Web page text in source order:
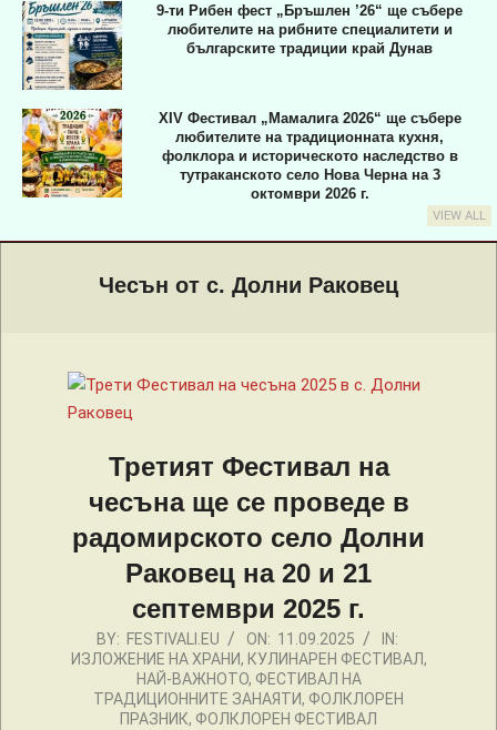
9-ти Рибен фест „Бръшлен ’26“ ще събере
любителите на рибните специалитети и
българските традиции край Дунав
XIV Фестивал „Мамалига 2026“ ще събере
любителите на традиционната кухня,
фолклора и историческото наследство в
тутраканското село Нова Черна на 3
октомври 2026 г.
VIEW ALL
Чесън от с. Долни Раковец
Третият Фестивал на
чесъна ще се проведе в
радомирското село Долни
Раковец на 20 и 21
септември 2025 г.
2025-
09-
BY: FESTIVALI.EU ON: 11.09.2025
IN:
ИЗЛОЖЕНИЕ НА ХРАНИ, КУЛИНАРЕН ФЕСТИВАЛ,
НАЙ-ВАЖНОТО, ФЕСТИВАЛ НА
ТРАДИЦИОННИТЕ ЗАНАЯТИ, ФОЛКЛОРЕН
ПРАЗНИК, ФОЛКЛОРЕН ФЕСТИВАЛ